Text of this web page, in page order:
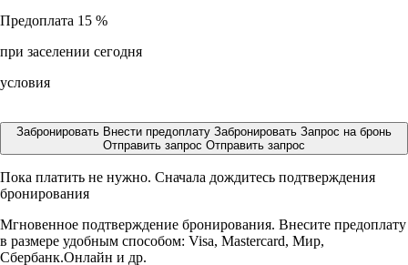
Предоплата 15 %
при заселении сегодня
условия
Забронировать Внести предоплату Забронировать Запрос на бронь
Отправить запрос Отправить запрос
Пока платить не нужно. Сначала дождитесь подтверждения
бронирования
Мгновенное подтверждение бронирования. Внесите предоплату
в размере удобным способом: Visa, Mastercard, Мир,
Сбербанк.Онлайн и др.